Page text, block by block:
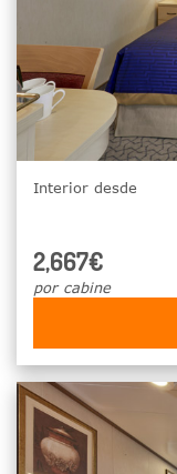
Interior desde
2,667€
por cabine